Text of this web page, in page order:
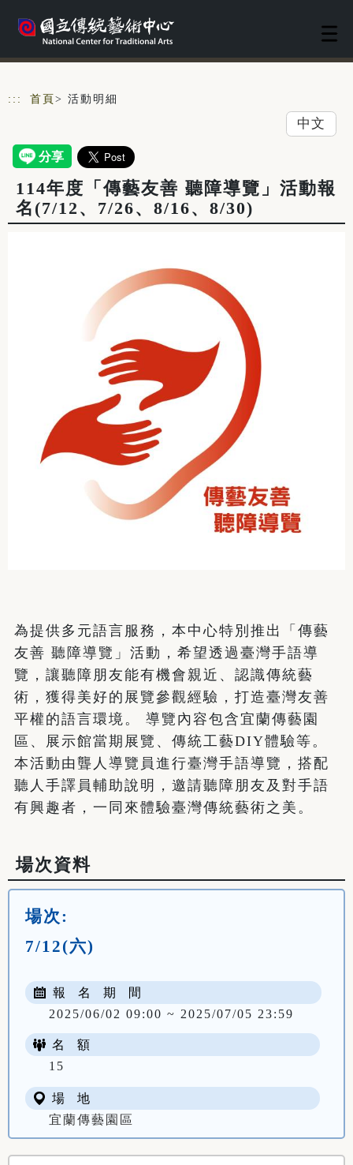
::: 首頁 > 活動明細
中文
114年度「傳藝友善 聽障導覽」活動報
名(7/12、7/26、8/16、8/30)
為提供多元語言服務，本中心特別推出「傳藝
友善 聽障導覽」活動，希望透過臺灣手語導
覽，讓聽障朋友能有機會親近、認識傳統藝
術，獲得美好的展覽參觀經驗，打造臺灣友善
平權的語言環境。 導覽內容包含宜蘭傳藝園
區、展示館當期展覽、傳統工藝DIY體驗等。
本活動由聾人導覽員進行臺灣手語導覽，搭配
聽人手譯員輔助說明，邀請聽障朋友及對手語
有興趣者，一同來體驗臺灣傳統藝術之美。
場次資料
場次:
7/12(六)
報 名 期 間
2025/06/02 09:00 ~ 2025/07/05 23:59
名 額
15
場 地
宜蘭傳藝園區